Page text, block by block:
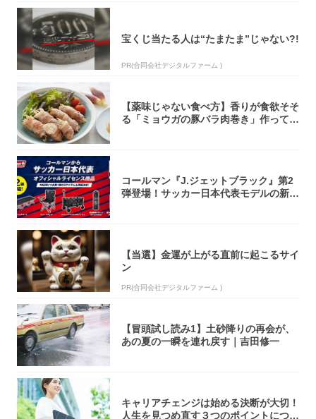
宝くじ当たる人は“たまたま”じゃない?!
PR(合同会社デジタルファーム )
【薬味じゃない食べ方】香りが食欲そそ
る「ミョウガの豚バラ肉巻き」作ってみ
コールマン『J.ジェットブラック』第2
弾登場！サッカー日本代表モデルの新作
【当選】金運が上がる直前に起こるサイ
ン
PR(合同会社デジタルファーム )
【冒頭試し読み1】土砂降りの再会が、
あの夏の一瞬を連れ戻す｜吉田修一
キャリアチェンジは始める決断が大切！
人生を見つめ直す３つのポイントについ